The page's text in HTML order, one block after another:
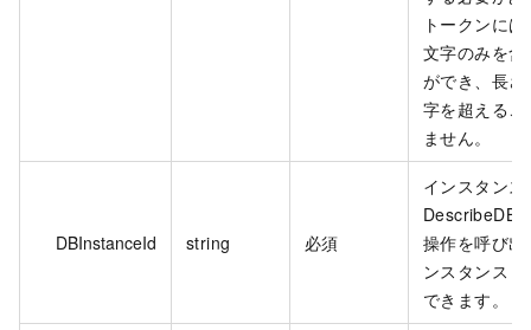
トークンに
文字のみを含
ができ、長
字を超えるこ
ません。
DBInstanceId string 必須
インスタン
操作を呼び出
ンスタンス
できます。